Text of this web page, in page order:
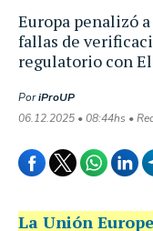
Europa penalizó
fallas de
regulatorio con
PoriProUP
06.12.2025 • 08:44hs •
La Unión